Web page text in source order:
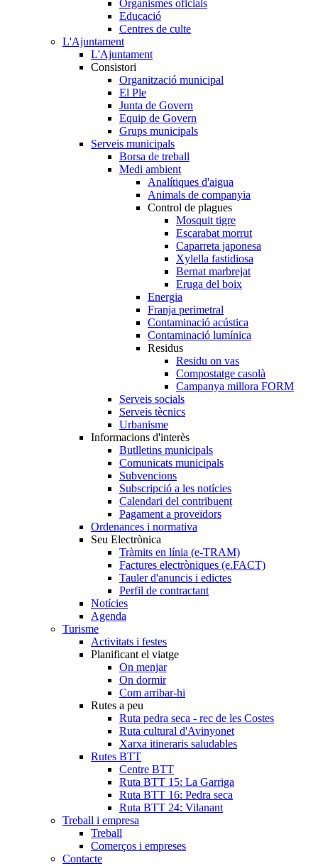
Organismes oficials
Educació
Centres de culte
L'Ajuntament
L'Ajuntament
Consistori
Organització municipal
El Ple
Junta de Govern
Equip de Govern
Grups municipals
Serveis municipals
Borsa de treball
Medi ambient
Analítiques d'aigua
Animals de companyia
Control de plagues
Mosquit tigre
Escarabat morrut
Caparreta japonesa
Xylella fastidiosa
Bernat marbrejat
Eruga del boix
Energia
Franja perimetral
Contaminació acústica
Contaminació lumínica
Residus
Residu on vas
Compostatge casolà
Campanya millora FORM
Serveis socials
Serveis tècnics
Urbanisme
Informacions d'interès
Butlletins municipals
Comunicats municipals
Subvencions
Subscripció a les notícies
Calendari del contribuent
Pagament a proveïdors
Ordenances i normativa
Seu Electrònica
Tràmits en línia (e-TRAM)
Factures electròniques (e.FACT)
Tauler d'anuncis i edictes
Perfil de contractant
Notícies
Agenda
Turisme
Activitats i festes
Planificant el viatge
On menjar
On dormir
Com arribar-hi
Rutes a peu
Ruta pedra seca - rec de les Costes
Ruta cultural d'Avinyonet
Xarxa itineraris saludables
Rutes BTT
Centre BTT
Ruta BTT 15: La Garriga
Ruta BTT 16: Pedra seca
Ruta BTT 24: Vilanant
Treball i empresa
Treball
Comerços i empreses
Contacte